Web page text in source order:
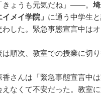
ょうも元気だね」――。
メイ学院」 に通う中学生
した。緊急事態宣言中は
順次、教室での授業に切り
さんは「緊急事態宣言中
えなくて不安だった。教室